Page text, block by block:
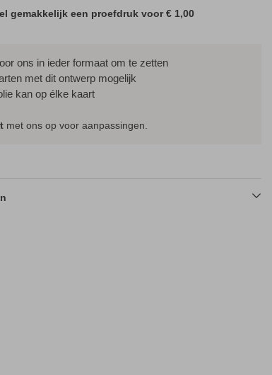
gemakkelijk een proefdruk voor€ 1,00
ons in ieder formaat om te zetten
met dit ontwerp mogelijk
kan op élke kaart
met ons op voor aanpassingen.